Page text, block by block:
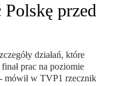
przed
działań, które
prac na poziomie
mówił w TVP1 rzecznik